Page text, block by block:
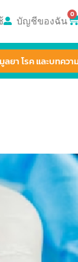
บัญชีของฉัน 0
ลยา โรค และบทคว